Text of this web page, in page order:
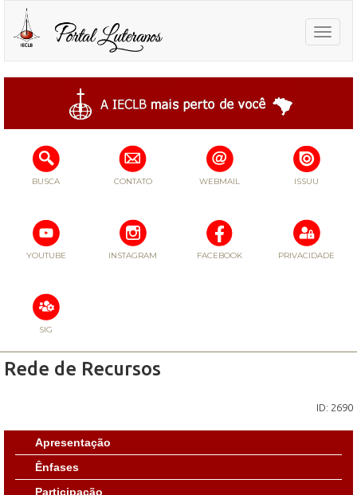
Toggle
BUSCA CONTATO WEBMAIL ISSUU
YOUTUBE INSTAGRAM FACEBOOK PRIVACIDADE
SIG
Rede de Recursos
ID: 2690
Apresentação
Ênfases
Participação